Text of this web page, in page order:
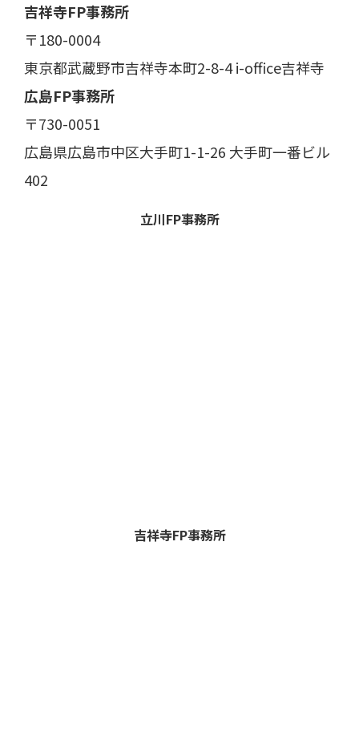
吉祥寺FP事務所
〒180-0004
東京都武蔵野市吉祥寺本町2-8-4 i-office吉祥寺
広島FP事務所
〒730-0051
広島県広島市中区大手町1-1-26 大手町一番ビル
402
立川FP事務所
吉祥寺FP事務所